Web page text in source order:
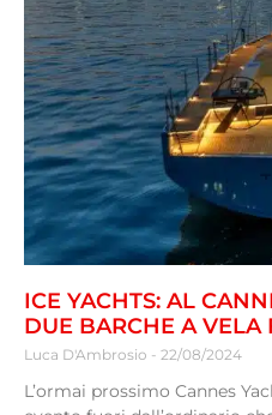
ICE YACHTS: AL
DUE BARCHE A VELA
Luca D'Ambrosio 22/08/2024
L’ormai prossimo Cannes